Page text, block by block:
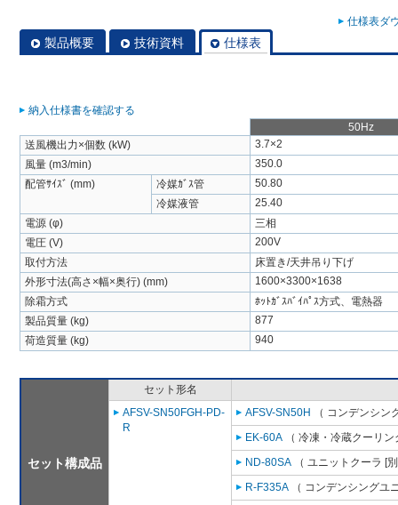
仕様表ダ
製品概要 技術資料 仕様表
納入仕様書を確認する
50Hz
送風機出力×個数 (kW)
3.7×2
風量 (m3/min)
350.0
配管ｻｲｽﾞ (mm)
冷媒ｶﾞｽ管
50.80
冷媒液管
25.40
電源 (φ)
三相
電圧 (V)
200V
取付方法
床置き/天井吊り下げ
外形寸法(高さ×幅×奥行) (mm)
1600×3300×1638
除霜方式
ﾎｯﾄｶﾞｽﾊﾞｲﾊﾟｽ方式、電熱器
製品質量 (kg)
877
荷造質量 (kg)
940
セット構成品
セット形名
AFSV-SN50FGH-PD-
R
AFSV-SN50H
（ コンデンシン
EK-60A （ 冷凍・冷蔵クーリ
ND-80SA （ ユニットクーラ [
R-F335A （ コンデンシングユ